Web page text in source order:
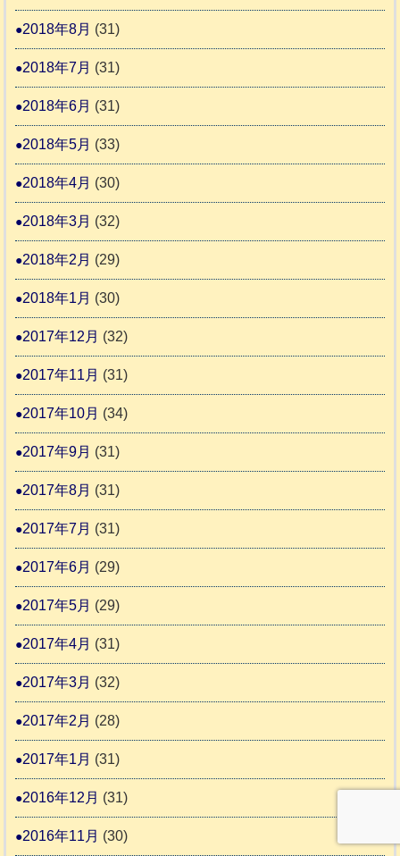
2018年8月 (31)
2018年7月 (31)
2018年6月 (31)
2018年5月 (33)
2018年4月 (30)
2018年3月 (32)
2018年2月 (29)
2018年1月 (30)
2017年12月 (32)
2017年11月 (31)
2017年10月 (34)
2017年9月 (31)
2017年8月 (31)
2017年7月 (31)
2017年6月 (29)
2017年5月 (29)
2017年4月 (31)
2017年3月 (32)
2017年2月 (28)
2017年1月 (31)
2016年12月 (31)
2016年11月 (30)